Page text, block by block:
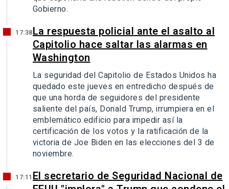
Gobierno.
17:38La respuesta policial ante el asalto al
Capitolio hace saltar las alarmas en
Washington
La seguridad del Capitolio de Estados Unidos ha
quedado este jueves en entredicho después de
que una horda de seguidores del presidente
saliente del país, Donald Trump, irrumpiera en el
emblemático edificio para impedir así la
certificación de los votos y la ratificación de la
victoria de Joe Biden en las elecciones del 3 de
noviembre.
17:11El secretario de Seguridad Nacional de